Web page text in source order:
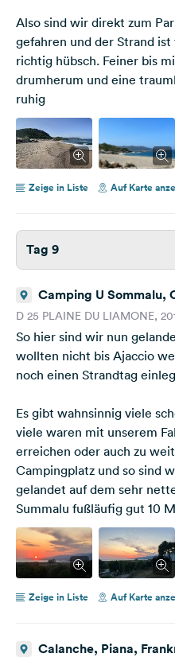
Also sind wir direkt zum
gefahren und der Strand
richtig hübsch. Feiner bis
drumherum und eine
ruhig
Zeige in Liste Auf Karte
Tag 9
Camping U Sommalu,
D 25 PLAINE DU LIAMONE,
So hier sind wir nun
wollten nicht bis Ajaccio
noch einen Strandtag
Es gibt wahnsinnig viele
viele waren mit unserem
erreichen oder auch zu
Campingplatz und so sind
gelandet auf dem sehr
Summalu fußläufig gut 10
Zeige in Liste Auf Karte
Calanche, Piana,